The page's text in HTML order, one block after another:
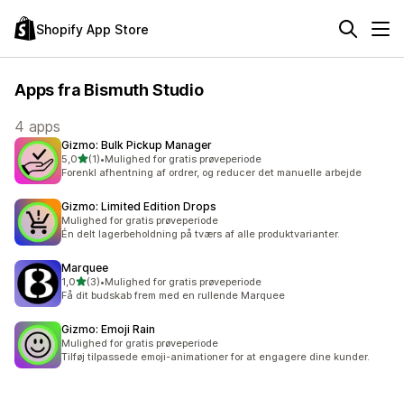
Shopify App Store
Apps fra Bismuth Studio
4 apps
Gizmo: Bulk Pickup Manager
5,0ud af 5 stjerner
(1)
1 anmeldelser i alt
•Mulighed for gratis prøveperiode
Forenkl afhentning af ordrer, og reducer det manuelle arbejde
Gizmo: Limited Edition Drops
Mulighed for gratis prøveperiode
Én delt lagerbeholdning på tværs af alle produktvarianter.
Marquee
1,0ud af 5 stjerner
(3)
3 anmeldelser i alt
•Mulighed for gratis prøveperiode
Få dit budskab frem med en rullende Marquee
Gizmo: Emoji Rain
Mulighed for gratis prøveperiode
Tilføj tilpassede emoji-animationer for at engagere dine kunder.